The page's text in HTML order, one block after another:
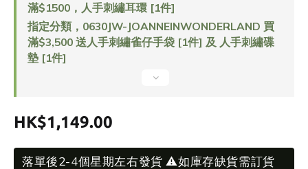
滿$1500，人手刺繡耳環 [1件]
指定分類，0630JW-JOANNEINWONDERLAND 買
滿$3,500 送人手刺繡雀仔手袋 [1件] 及 人手刺繡碟
墊 [1件]
HK$1,149.00
落單後2-4個星期左右發貨 ⚠️如庫存缺貨需訂貨